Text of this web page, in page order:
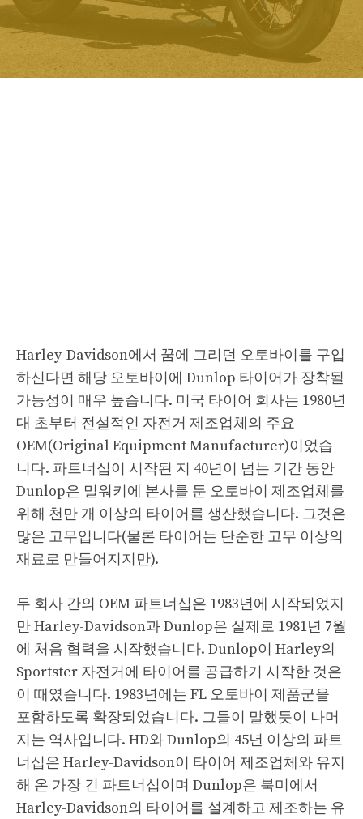
Harley-Davidson에서 꿈에 그리던 오토바이를 구입
하신다면 해당 오토바이에 Dunlop 타이어가 장착될
가능성이 매우 높습니다. 미국 타이어 회사는 1980년
대 초부터 전설적인 자전거 제조업체의 주요
OEM(Original Equipment Manufacturer)이었습
니다. 파트너십이 시작된 지 40년이 넘는 기간 동안
Dunlop은 밀워키에 본사를 둔 오토바이 제조업체를
위해 천만 개 이상의 타이어를 생산했습니다. 그것은
많은 고무입니다(물론 타이어는 단순한 고무 이상의
재료로 만들어지지만).
두 회사 간의 OEM 파트너십은 1983년에 시작되었지
만 Harley-Davidson과 Dunlop은 실제로 1981년 7월
에 처음 협력을 시작했습니다. Dunlop이 Harley의
Sportster 자전거에 타이어를 공급하기 시작한 것은
이 때였습니다. 1983년에는 FL 오토바이 제품군을
포함하도록 확장되었습니다. 그들이 말했듯이 나머
지는 역사입니다. HD와 Dunlop의 45년 이상의 파트
너십은 Harley-Davidson이 타이어 제조업체와 유지
해 온 가장 긴 파트너십이며 Dunlop은 북미에서
Harley-Davidson의 타이어를 설계하고 제조하는 유